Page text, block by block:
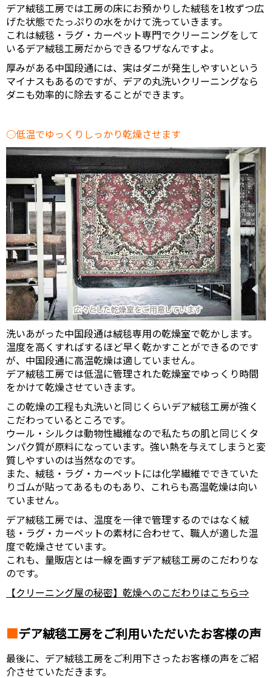
デア絨毯工房では工房の床にお預かりした絨毯を1枚ずつ広
げた状態でたっぷりの水をかけて洗っていきます。
これは絨毯・ラグ・カーペット専門でクリーニングをして
いるデア絨毯工房だからできるワザなんですよ。
厚みがある中国段通には、実はダニが発生しやすいという
マイナスもあるのですが、デアの丸洗いクリーニングなら
ダニも効率的に除去することができます。
低温でゆっくりしっかり乾燥させます
洗いあがった中国段通は絨毯専用の乾燥室で乾かします。
温度を高くすればするほど早く乾かすことができるのです
が、中国段通に高温乾燥は適していません。
デア絨毯工房では低温に管理された乾燥室でゆっくり時間
をかけて乾燥させていきます。
この乾燥の工程も丸洗いと同じくらいデア絨毯工房が強く
こだわっているところです。
ウール・シルクは動物性繊維なので私たちの肌と同じくタ
ンパク質が原料になっています。強い熱を与えてしまうと変
質しやすいのは当然なのです。
また、絨毯・ラグ・カーペットには化学繊維でできていた
りゴムが貼ってあるものもあり、これらも高温乾燥は向い
ていません。
デア絨毯工房では、温度を一律で管理するのではなく絨
毯・ラグ・カーペットの素材に合わせて、職人が適した温
度で乾燥させています。
これも、量販店とは一線を画すデア絨毯工房のこだわりな
のです。
【クリーニング屋の秘密】乾燥へのこだわりはこちら⇒
デア絨毯工房をご利用いただいたお客様の声
最後に、デア絨毯工房をご利用下さったお客様の声をご紹
介させていただきます。